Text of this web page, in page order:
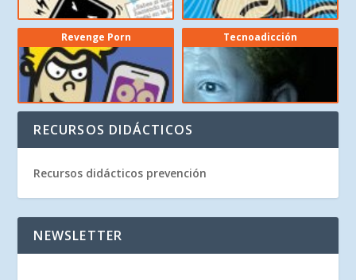
Revenge Porn Tecnoadicción
RECURSOS DIDÁCTICOS
Recursos didácticos prevención
NEWSLETTER